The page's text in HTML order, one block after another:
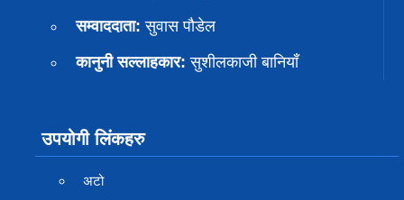
सम्वाददाता: सुवास पाैडेल
कानुनी सल्लाहकार: सुशीलकाजी बानियाँ
उपयोगी लिंकहरु
अटो